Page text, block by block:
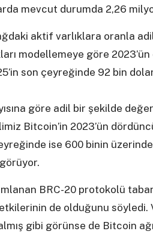
mevcut durumda 2,26
aktif varlıklara oranla
modellemeye göre
son çeyreğinde 92 bin
göre adil bir şekilde
Bitcoin’in 2023’ün
ise 600 binin
BRC-20 protokolü
de olduğunu söyledi.
gibi görünse de Bitcoin